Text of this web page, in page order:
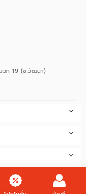
วิท 19 (ซ.วัฒนา)